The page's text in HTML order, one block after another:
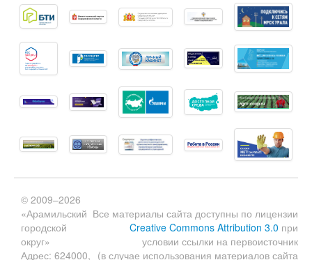
Все материалы сайта доступны по лицензии
Creative Commons Attribution 3.0 при
условии ссылки на первоисточник
(в случае использования материалов сайта
© 2009–2026
«Арамильский
городской
округ»
Адрес: 624000,